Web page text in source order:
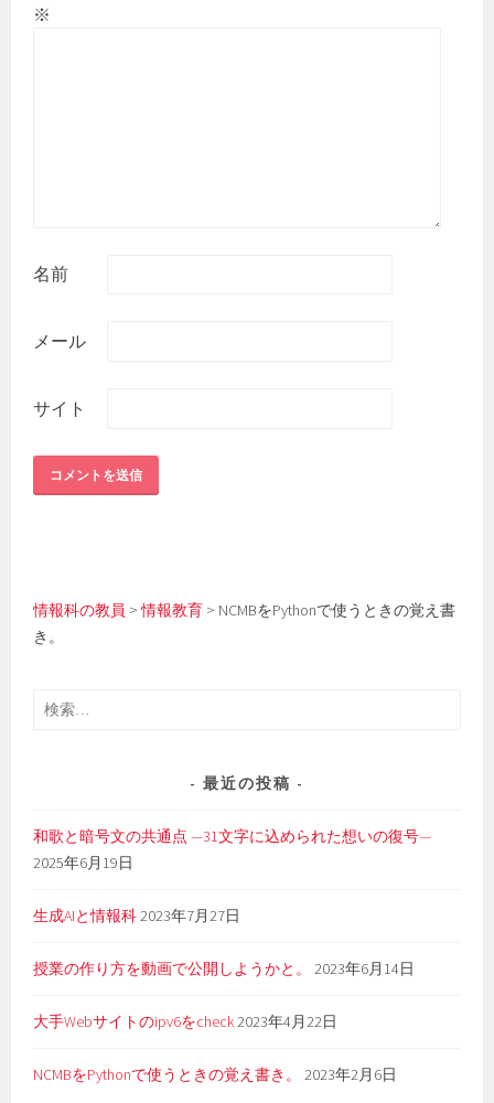
※
名前
メール
サイト
情報科の教員 >情報教育 > NCMBをPythonで使うときの覚え書
き。
検
最近の投稿
和歌と暗号文の共通点 —31文字に込められた想いの復号—
2025年6月19日
生成AIと情報科2023年7月27日
授業の作り方を動画で公開しようかと。 2023年6月14日
大手Webサイトのipv6をcheck2023年4月22日
NCMBをPythonで使うときの覚え書き。 2023年2月6日